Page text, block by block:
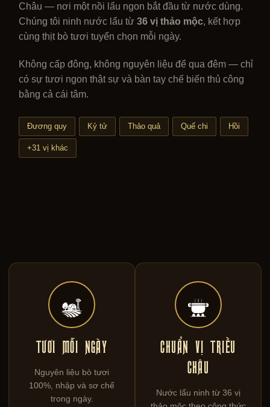
Châu — nơi một nồi lẩu ngon bắt đầu từ nước dùng.
Chúng tôi ninh nước lẩu từ 36 vị thảo mộc, kết hợp
cùng thịt bò tươi tuyển chọn mỗi ngày.
Không cấp đông, không nguyên liệu để qua đêm — chỉ
có sự tươi ngon thật sự và bàn tay chế biến thủ công
bằng cả cái tâm.
Đương quy Kỷ tử Thảo quả Quế chi Hồi
+31 vị khác
TƯƠI MỖI NGÀY
Nguyên liệu bò tươi
100%, nhập và sơ chế
trong ngày.
CHUẨN VỊ TRIỀU
CHÂU
Nước lẩu ninh từ 36 vị